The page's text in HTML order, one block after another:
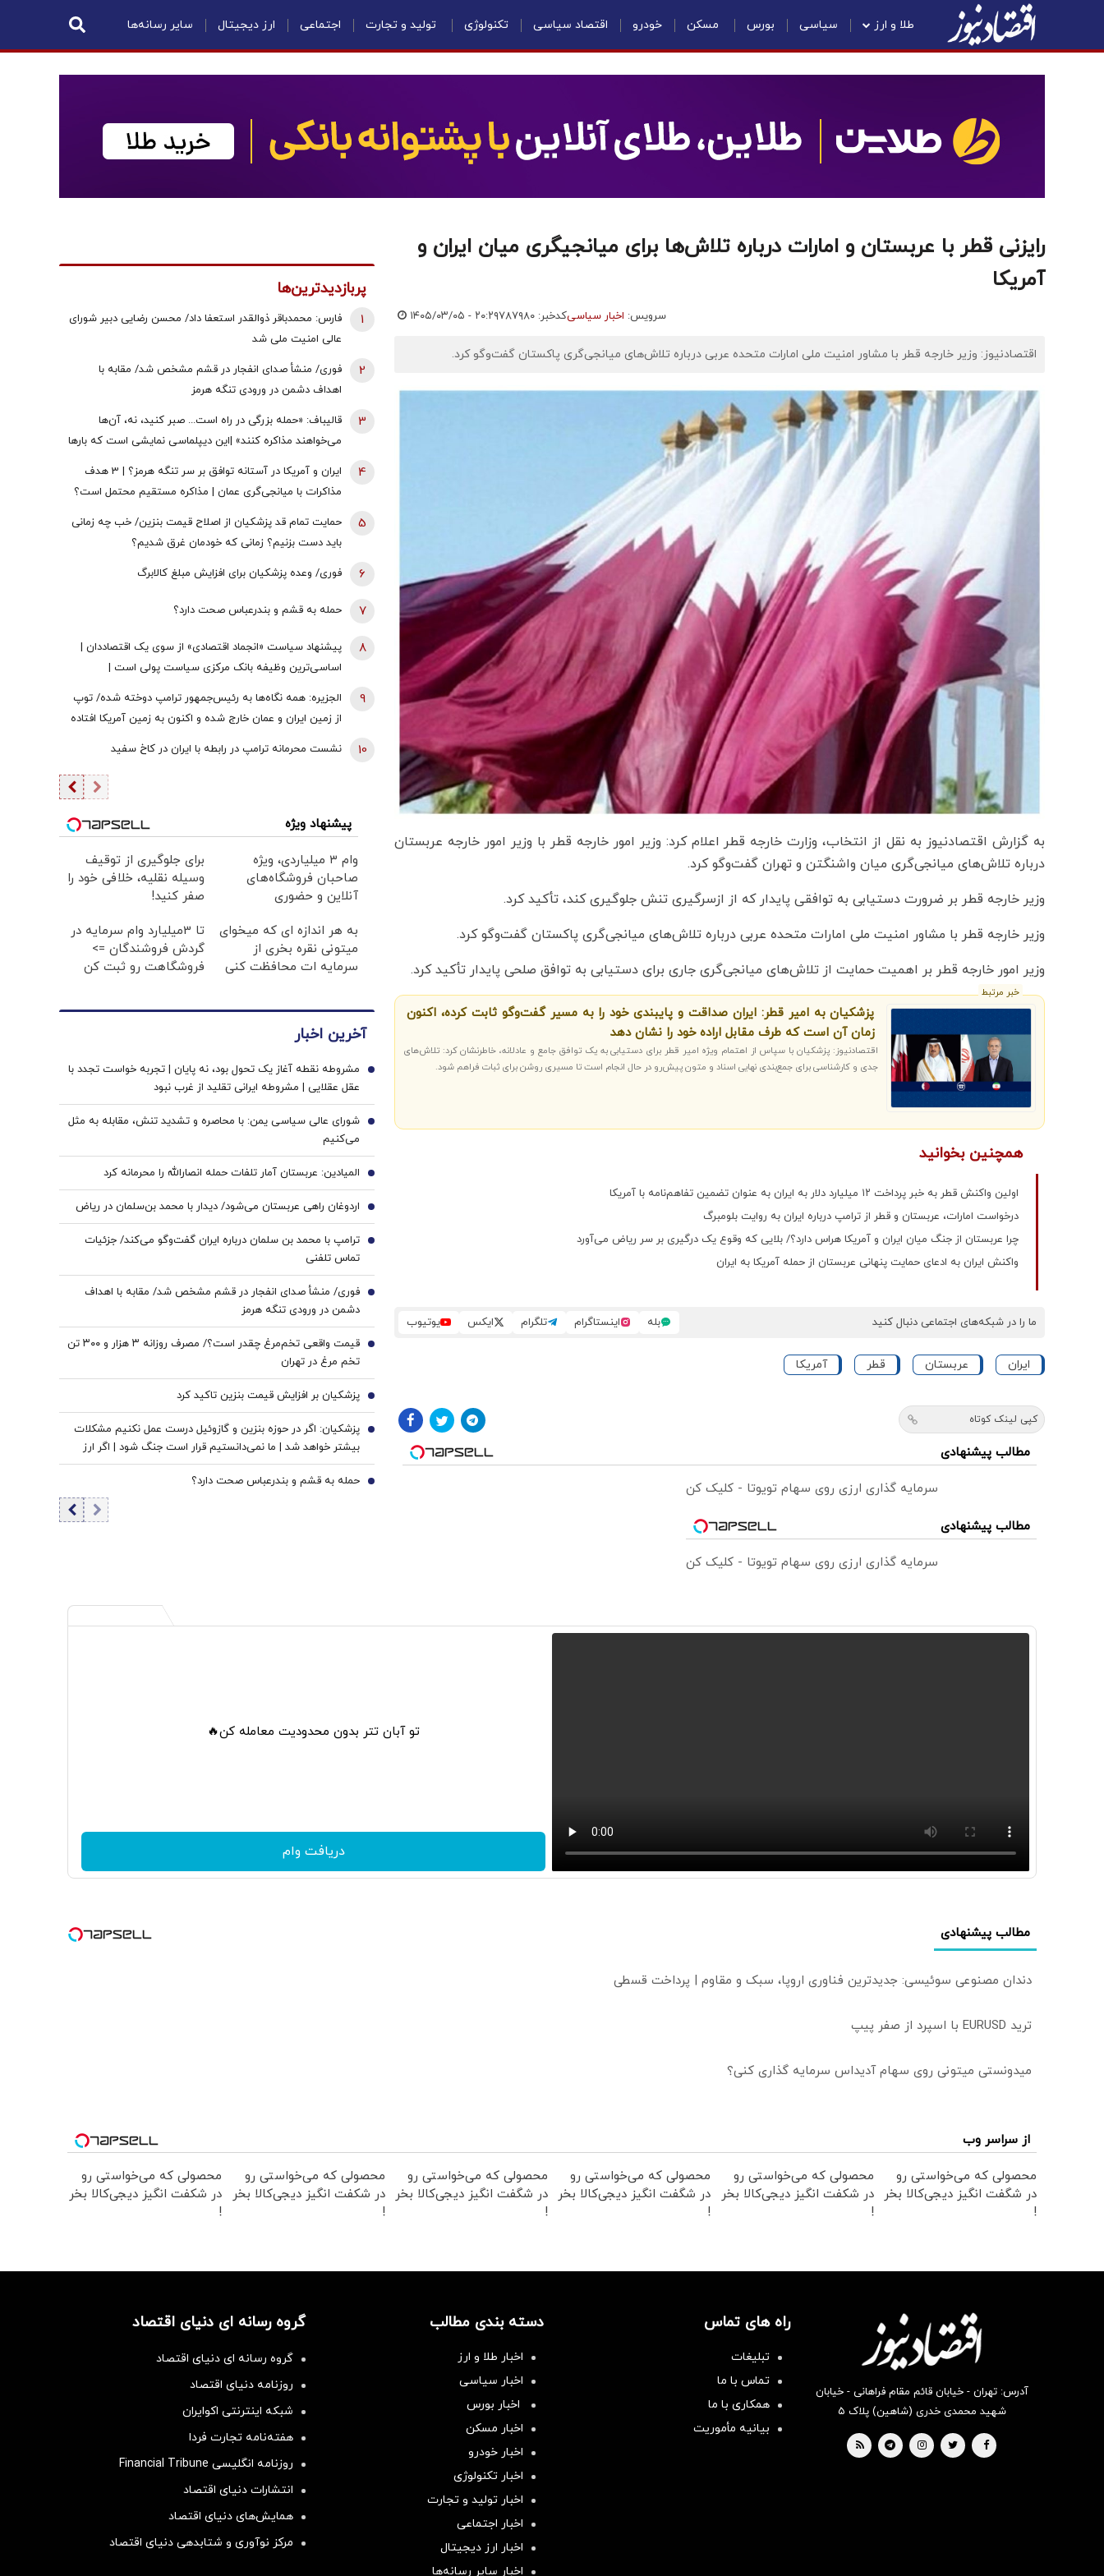
طلا و ارز سیاسی بورس مسکن خودرو اقتصاد سیاسی تکنولوژی تولید و تجارت اجتماعی ارز دیجیتال سایر رسانه‌ها
رایزنی قطر با عربستان و امارات درباره تلاش‌ها برای میانجیگری میان ایران و
آمریکا
سرویس: اخبار سیاسیکدخبر: ۷۸۷۹۸۰ ۱۴۰۵/۰۳/۰۵ - ۲۰:۲۹
اقتصادنیوز: وزیر خارجه قطر با مشاور امنیت ملی امارات متحده عربی درباره تلاش‌های میانجی‌گری پاکستان گفت‌وگو کرد.
به گزارش اقتصادنیوز به نقل از انتخاب، وزارت خارجه قطر اعلام کرد: وزیر امور خارجه قطر با وزیر امور خارجه عربستان
درباره تلاش‌های میانجی‌گری میان واشنگتن و تهران گفت‌وگو کرد.
وزیر خارجه قطر بر ضرورت دستیابی به توافقی پایدار که از ازسرگیری تنش جلوگیری کند، تأکید کرد.
وزیر خارجه قطر با مشاور امنیت ملی امارات متحده عربی درباره تلاش‌های میانجی‌گری پاکستان گفت‌وگو کرد.
وزیر امور خارجه قطر بر اهمیت حمایت از تلاش‌های میانجی‌گری جاری برای دستیابی به توافق صلحی پایدار تأکید کرد.
خبر مرتبط
پزشکیان به امیر قطر: ایران صداقت و پایبندی خود را به مسیر گفت‌وگو ثابت کرده، اکنون
زمان آن است که طرف مقابل اراده خود را نشان دهد
اقتصادنیوز: پزشکیان با سپاس از اهتمام ویژه امیر قطر برای دستیابی به یک توافق جامع و عادلانه، خاطرنشان کرد: تلاش‌های
جدی و کارشناسی برای جمع‌بندی نهایی اسناد و متون پیش‌رو در حال انجام است تا مسیری روشن برای ثبات فراهم شود.
همچنین بخوانید
اولین واکنش قطر به خبر پرداخت ۱۲ میلیارد دلار به ایران به عنوان تضمین تفاهم‌نامه با آمریکا
درخواست امارات، عربستان و قطر از ترامپ درباره ایران به روایت بلومبرگ
چرا عربستان از جنگ میان ایران و آمریکا هراس دارد؟/ بلایی که وقوع یک درگیری بر سر ریاض می‌آورد
واکنش ایران به ادعای حمایت پنهانی عربستان از حمله آمریکا به ایران
ما را در شبکه‌های اجتماعی دنبال کنید بله اینستاگرام تلگرام ایکس یوتیوب
ایران عربستان قطر آمریکا
کپی لینک کوتاه
مطالب پیشنهادی
سرمایه گذاری ارزی روی سهام تویوتا - کلیک کن
مطالب پیشنهادی
سرمایه گذاری ارزی روی سهام تویوتا - کلیک کن
پربازدیدترین‌ها
فارس: محمدباقر ذوالقدر استعفا داد/ محسن رضایی دبیر شورای
عالی امنیت ملی شد
1
فوری/ منشأ صدای انفجار در قشم مشخص شد/ مقابه با
اهداف دشمن در ورودی تنگه هرمز
2
قالیباف: «حمله بزرگی در راه است... صبر کنید، نه، آن‌ها
می‌خواهند مذاکره کنند» |این دیپلماسی نمایشی است که بارها
3
ایران و آمریکا در آستانه توافق بر سر تنگه هرمز؟ | 3 هدف
مذاکرات با میانجی‌گری عمان | مذاکره مستقیم محتمل است؟
4
حمایت تمام قد پزشکیان از اصلاح قیمت بنزین/ خب چه زمانی
باید دست بزنیم؟ زمانی که خودمان غرق شدیم؟
5
فوری/ وعده پزشکیان برای افزایش مبلغ کالابرگ 6
حمله به قشم و بندرعباس صحت دارد؟ 7
پیشنهاد سیاست «انجماد اقتصادی» از سوی یک اقتصاددان |
اساسی‌ترین وظیفه بانک مرکزی سیاست پولی است |
اولویت‌های بانک مرکزی در شرایط فعلی
8
الجزیره: همه نگاه‌ها به رئیس‌جمهور ترامپ دوخته شده/ توپ
از زمین ایران و عمان خارج شده و اکنون به زمین آمریکا افتاده
9
نشست محرمانه ترامپ در رابطه با ایران در کاخ سفید 10
پیشنهاد ویژه
وام ۳ میلیاردی، ویژه
صاحبان فروشگاه‌های
آنلاین و حضوری
برای جلوگیری از توقیف
وسیله نقلیه، خلافی خود را
صفر کنید!
به هر اندازه ای که میخوای
میتونی نقره بخری از
سرمایه ات محافظت کنی
تا 3میلیارد وام سرمایه در
گردش فروشندگان =>
فروشگاهت رو ثبت کن
آخرین اخبار
مشروطه نقطه آغاز یک تحول بود، نه پایان | تجربه خواست تجدد با
عقل عقلایی | مشروطه ایرانی تقلید از غرب نبود
1
شورای عالی سیاسی یمن: با محاصره و تشدید تنش، مقابله به مثل
می‌کنیم
2
المیادین: عربستان آمار تلفات حمله انصارالله را محرمانه کرد 3
اردوغان راهی عربستان می‌شود/ دیدار با محمد بن‌سلمان در ریاض 4
ترامپ با محمد بن سلمان درباره ایران گفت‌وگو می‌کند/ جزئیات
تماس تلفنی
5
فوری/ منشأ صدای انفجار در قشم مشخص شد/ مقابه با اهداف
دشمن در ورودی تنگه هرمز
6
قیمت واقعی تخم‌مرغ چقدر است؟/ مصرف روزانه ۳ هزار و ۳۰۰ تن
تخم مرغ در تهران
7
پزشکیان بر افزایش قیمت بنزین تاکید کرد 8
پزشکیان: اگر در حوزه بنزین و گازوئیل درست عمل نکنیم مشکلات
بیشتر خواهد شد | ما نمی‌دانستیم قرار است جنگ شود | اگر ارز
ترجیحی حذف نمی شد با شروع جنگ قحطی در بازار قطعی بود
9
حمله به قشم و بندرعباس صحت دارد؟ 10
تو آبان تتر بدون محدودیت معامله کن🔥
دریافت وام
مطالب پیشنهادی
دندان مصنوعی سوئیسی: جدیدترین فناوری اروپا، سبک و مقاوم | پرداخت قسطی
ترید EURUSD با اسپرد از صفر پیپ
میدونستی میتونی روی سهام آدیداس سرمایه گذاری کنی؟
از سراسر وب
محصولی که می‌خواستی رو
در شگفت انگیز دیجی‌کالا بخر
!
محصولی که می‌خواستی رو
در شکفت انگیز دیجی‌کالا بخر
!
محصولی که می‌خواستی رو
در شگفت انگیز دیجی‌کالا بخر
!
محصولی که می‌خواستی رو
در شگفت انگیز دیجی‌کالا بخر
!
محصولی که می‌خواستی رو
در شکفت انگیز دیجی‌کالا بخر
!
محصولی که می‌خواستی رو
در شکفت انگیز دیجی‌کالا بخر
!
آدرس: تهران - خیابان قائم مقام فراهانی - خیابان
شهید محمدی خدری (شاهین) پلاک ۵
راه های تماس
تبلیغات
تماس با ما
همکاری با ما
بیانیه مأموریت
دسته بندی مطالب
اخبار طلا و ارز
اخبار سیاسی
اخبار بورس
اخبار مسکن
اخبار خودرو
اخبار تکنولوژی
اخبار تولید و تجارت
اخبار اجتماعی
اخبار ارز دیجیتال
اخبار سایر رسانه‌‌ها
گروه رسانه ای دنیای اقتصاد
گروه رسانه ای دنیای اقتصاد
روزنامه دنیای اقتصاد
شبکه اینترنتی اکوایران
هفته‌نامه تجارت فردا
روزنامه انگلیسی Financial Tribune
انتشارات دنیای اقتصاد
همایش‌های دنیای اقتصاد
مرکز نوآوری و شتابدهی دنیای اقتصاد